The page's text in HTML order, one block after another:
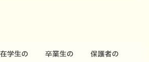
在学生の
卒業生の
保護者の